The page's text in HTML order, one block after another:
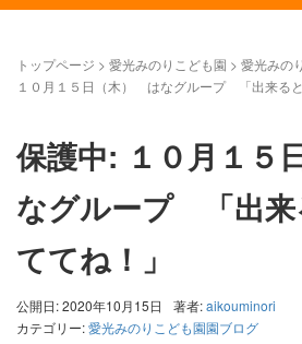
トップページ > 愛光みのりこども園 > 愛光みの
１０月１５日（木） はなグループ 「出来ると
保護中: １０月１
なグループ 「出来
ててね！」
公開日: 2020年10月15日 著者:aikouminori
カテゴリー:愛光みのりこども園園ブログ